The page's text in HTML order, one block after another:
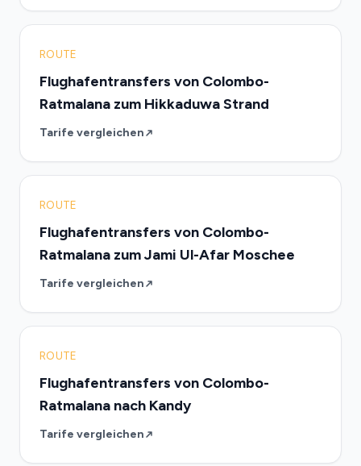
ROUTE
Flughafentransfers von Colombo-
Ratmalana zum Hikkaduwa Strand
Tarife vergleichen
ROUTE
Flughafentransfers von Colombo-
Ratmalana zum Jami Ul-Afar Moschee
Tarife vergleichen
ROUTE
Flughafentransfers von Colombo-
Ratmalana nach Kandy
Tarife vergleichen